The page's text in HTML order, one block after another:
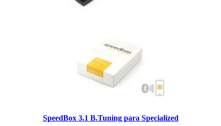
SpeedBox 3.1 B.Tuning para Specialized